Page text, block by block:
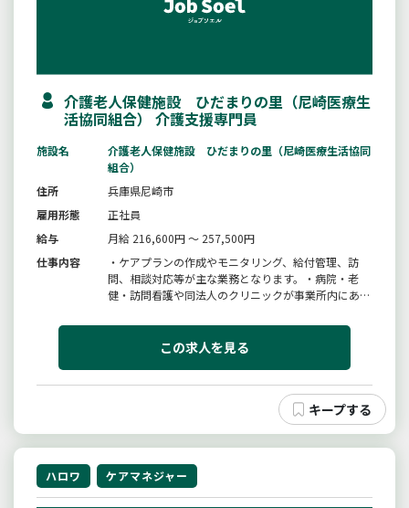
介護老人保健施設 ひだまりの里（尼崎医療生
活協同組合） 介護支援専門員
施設名
介護老人保健施設 ひだまりの里（尼崎医療生活協同
組合）
住所
兵庫県尼崎市
雇用形態
正社員
給与
月給 216,600円 ～ 257,500円
仕事内容
・ケアプランの作成やモニタリング、給付管理、訪
問、相談対応等が主な業務となります。・病院・老
健・訪問看護や同法人のクリニックが事業所内にあ
す。・初めての方も、マニュアルやチェックリストを
活用しながら、安心して仕事ができます。〈変更範
この求人を見る
ハロワ ケアマネジャー